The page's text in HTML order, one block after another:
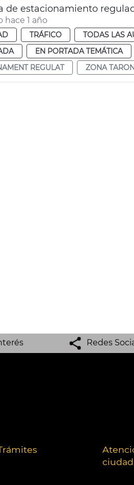
de estacionamiento
hace 1 año
TRÁFICO TODAS LAS
EN PORTADA TEMÁTICA
REGULAT
ZONA
Redes